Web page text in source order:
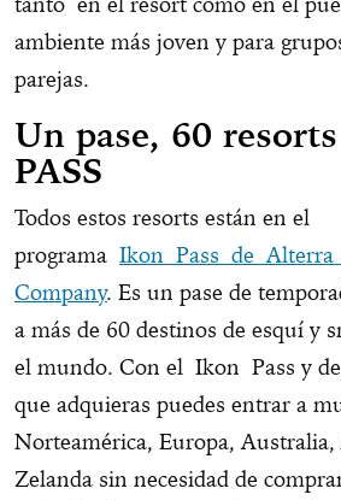
ambiente más joven y para
parejas.
Un pase, 60
PASS
Todos estos resorts están en el
programa Ikon Pass de
Company. Es un pase de
a más de 60 destinos de esquí y
el mundo. Con el Ikon Pass y
que adquieras puedes entrar a
Norteamérica, Europa,
Zelanda sin necesidad de